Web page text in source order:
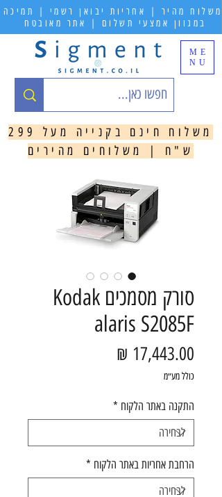
ME
NU
משלוח מהיר | אחריות יבואן רשמי | תמיכה
במגוון אמצעי תשלום | אתר מאובטח
משלוח חינם בקנייה מעל 299
ש"ח | משלוחים מהירים
סורק מסמכים Kodak
alaris S2085F
כולל מע״מ
התקנה באתר הלקוח *
הרחבת אחריות באתר הלקוח *